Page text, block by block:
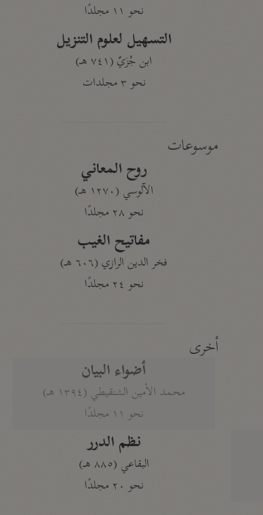
نحو ١١ مجلدًا
التسهيل لعلوم التنزيل
ابن جُزَيّ (٧٤١ هـ)
نحو ٣ مجلدات
موسوعات
روح المعاني
الآلوسي (١٢٧٠ هـ)
نحو ٢٨ مجلدًا
مفاتيح الغيب
فخر الدين الرازي (٦٠٦ هـ)
نحو ٢٤ مجلدًا
أخرى
أضواء البيان
محمد الأمين الشنقيطي (١٣٩٤ هـ)
نحو ١١ مجلدًا
نظم الدرر
البقاعي (٨٨٥ هـ)
نحو ٢٠ مجلدًا